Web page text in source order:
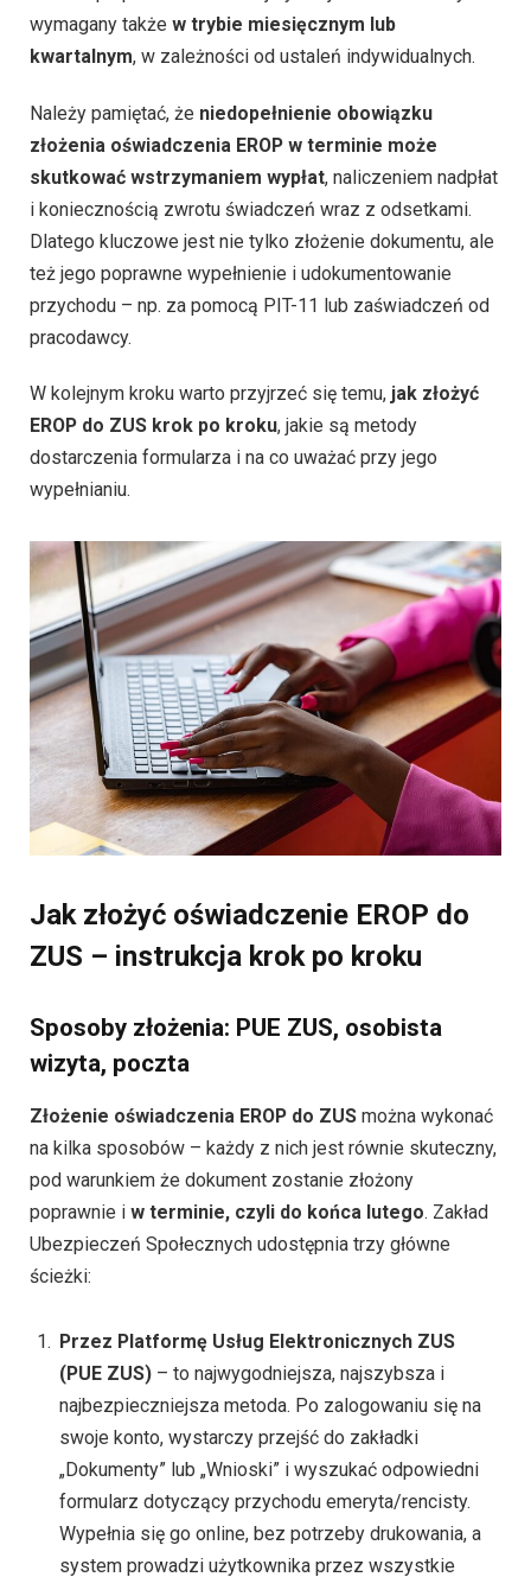
wymagany także w trybie miesięcznym lub
kwartalnym, w zależności od ustaleń indywidualnych.
Należy pamiętać, że niedopełnienie obowiązku
złożenia oświadczenia EROP w terminie może
skutkować wstrzymaniem wypłat, naliczeniem nadpłat
i koniecznością zwrotu świadczeń wraz z odsetkami.
Dlatego kluczowe jest nie tylko złożenie dokumentu, ale
też jego poprawne wypełnienie i udokumentowanie
przychodu – np. za pomocą PIT-11 lub zaświadczeń od
pracodawcy.
W kolejnym kroku warto przyjrzeć się temu, jak złożyć
EROP do ZUS krok po kroku, jakie są metody
dostarczenia formularza i na co uważać przy jego
wypełnianiu.
Jak złożyć oświadczenie EROP do
ZUS – instrukcja krok po kroku
Sposoby złożenia: PUE ZUS, osobista
wizyta, poczta
Złożenie oświadczenia EROP do ZUS można wykonać
na kilka sposobów – każdy z nich jest równie skuteczny,
pod warunkiem że dokument zostanie złożony
poprawnie i w terminie, czyli do końca lutego. Zakład
Ubezpieczeń Społecznych udostępnia trzy główne
ścieżki:
Przez Platformę Usług Elektronicznych ZUS
(PUE ZUS) – to najwygodniejsza, najszybsza i
najbezpieczniejsza metoda. Po zalogowaniu się na
swoje konto, wystarczy przejść do zakładki
„Dokumenty” lub „Wnioski” i wyszukać odpowiedni
formularz dotyczący przychodu emeryta/rencisty.
Wypełnia się go online, bez potrzeby drukowania, a
system prowadzi użytkownika przez wszystkie